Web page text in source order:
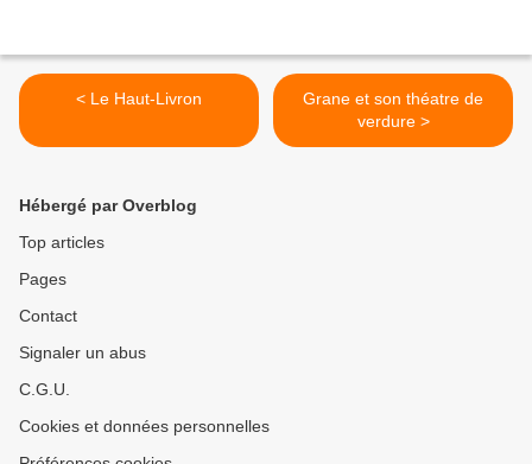
< Le Haut-Livron
Grane et son théatre de
verdure >
Hébergé par Overblog
Top articles
Pages
Contact
Signaler un abus
C.G.U.
Cookies et données personnelles